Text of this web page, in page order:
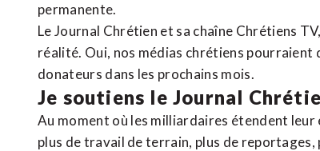
permanente.
Le Journal Chrétien et sa chaîne Chrétiens
réalité. Oui, nos médias chrétiens pourraient
donateurs dans les prochains mois.
Je soutiens le Journal
Au moment où les milliardaires étendent
plus de travail de terrain, plus de reportages,